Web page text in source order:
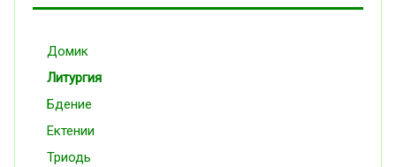
Домик
Литургия
Бдение
Ектении
Триодь